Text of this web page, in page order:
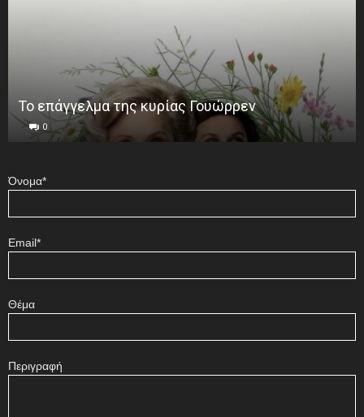
Το επάγγελμα της κυρίας Γουώρρεν
0
Όνομα*
Email*
Θέμα
Περιγραφή